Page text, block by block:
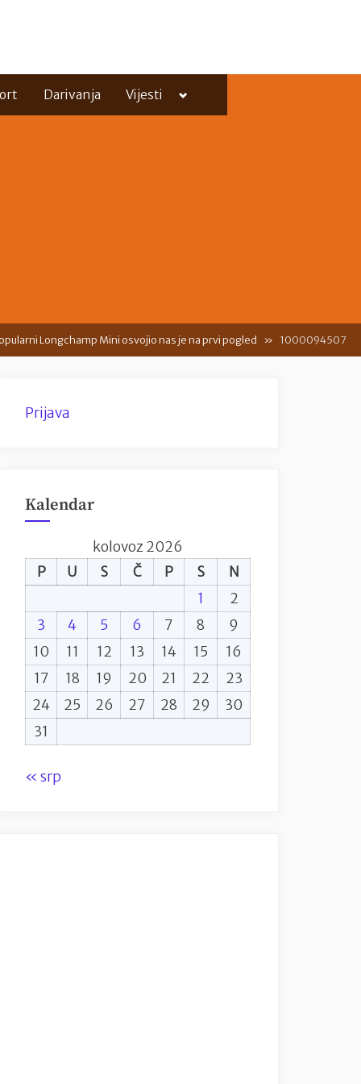
Darivanja Vijesti
Toggle
menu
Longchamp Mini osvojio nas je na prvi pogled 1000094507
Prijava
Kalendar
kolovoz 2026
P
U S Č P S
N
1
2
3
4 5 6 7 8
9
10
11 12 13 14 15
16
17
18 19 20 21 22
23
24
25 26 27 28 29
30
31
« srp